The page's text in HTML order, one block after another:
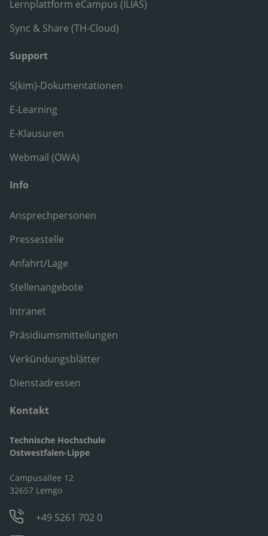
Lernplattform eCampus (ILIAS)
Sync & Share (TH-Cloud)
Support
S(kim)-Dokumentationen
E-Learning
E-Klausuren
Webmail (OWA)
Info
Ansprechpersonen
Pressestelle
Anfahrt/Lage
Stellenangebote
Intranet
Präsidiumsmitteilungen
Verkündungsblätter
Dienstadressen
Kontakt
Technische Hochschule
Ostwestfalen-Lippe
Campusallee 12
32657 Lemgo
+49 5261 702 0